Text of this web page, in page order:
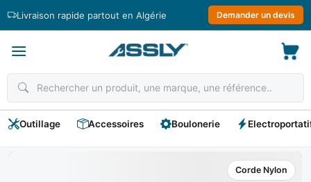
Livraison rapide partout en Algérie Demander un devis
Outillage Accessoires Boulonerie
Corde Nylon